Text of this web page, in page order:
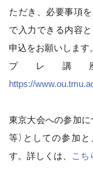
ただき、必要事項
で入力できる内容
申込をお願いします。
プレ講
https://
東京大会への参加に
等）としての参加
す。詳しくは、
こち